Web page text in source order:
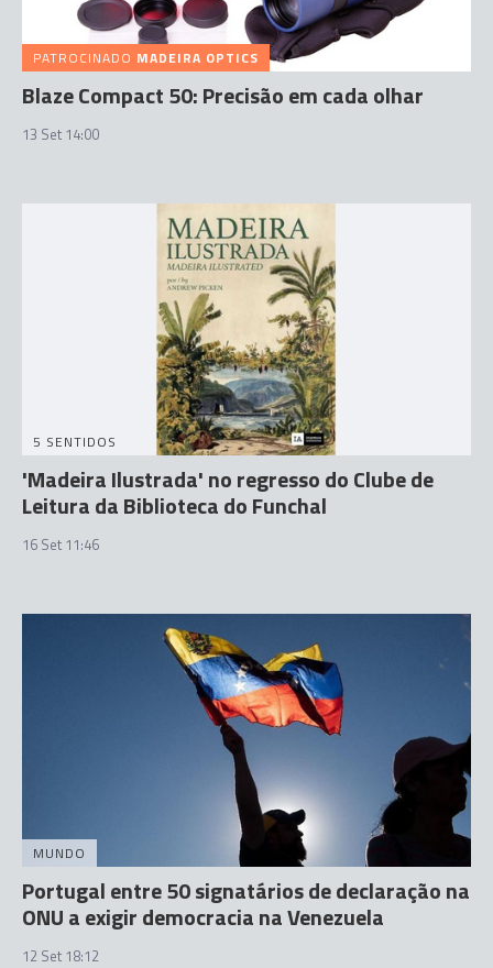
PATROCINADO MADEIRA OPTICS
Blaze Compact 50: Precisão em cada olhar
13 Set 14:00
5 SENTIDOS
'Madeira Ilustrada' no regresso do Clube de
Leitura da Biblioteca do Funchal
16 Set 11:46
MUNDO
Portugal entre 50 signatários de declaração na
ONU a exigir democracia na Venezuela
12 Set 18:12